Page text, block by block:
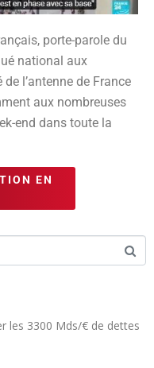
porte-parole du
national aux
de l’antenne de France
aux nombreuses
end dans toute la
EN
les 3300 Mds/€ de dettes